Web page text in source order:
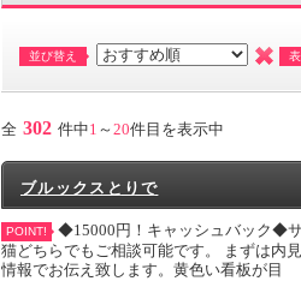
並び替え
全 302 件中1 ～ 20件目を表示中
ブルックスとりで
POINT!
◆15000円！キャッシュバック◆サ
猫どちらでもご相談可能です。 まずは内
情報でお伝え致します。黄色い看板が目